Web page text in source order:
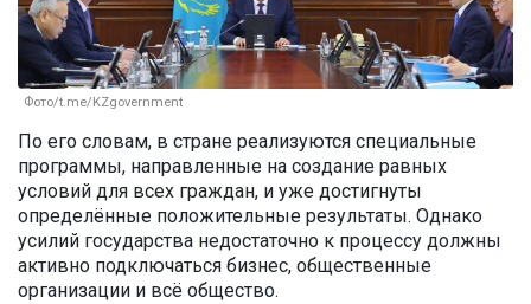
Фото/t.me/KZgovernment
По его словам, в стране реализуются специальные
программы, направленные на создание равных
условий для всех граждан, и уже достигнуты
определённые положительные результаты. Однако
усилий государства недостаточно к процессу должны
активно подключаться бизнес, общественные
организации и всё общество.